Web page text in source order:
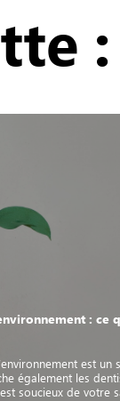
:
: ce
est un
également les
soucieux de votre